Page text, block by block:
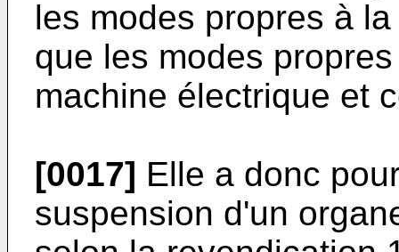
les modes propres à
que les modes
machine électrique et
[0017] Elle a donc
suspension d'un